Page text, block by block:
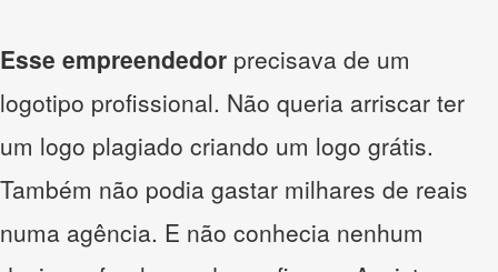
Esse empreendedor precisava de um
logotipo profissional. Não queria arriscar ter
um logo plagiado criando um logo grátis.
Também não podia gastar milhares de reais
numa agência. E não conhecia nenhum